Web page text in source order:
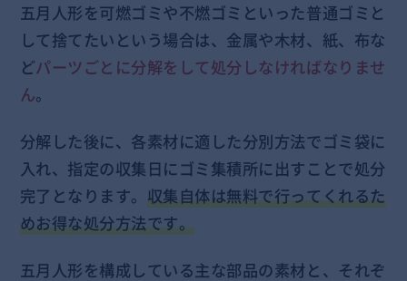
五月人形を可燃ゴミや不燃ゴミといった普通ゴミと
して捨てたいという場合は、金属や木材、紙、布な
どパーツごとに分解をして処分しなければなりませ
ん。
分解した後に、各素材に適した分別方法でゴミ袋に
入れ、指定の収集日にゴミ集積所に出すことで処分
完了となります。 収集自体は無料で行ってくれるた
めお得な処分方法です。
五月人形を構成している主な部品の素材と、それぞ